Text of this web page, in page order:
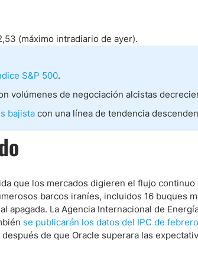
(máximo intradiario de ayer).
S&P 500.
volúmenes de negociación alcistas
bajista con una línea de tendencia
que los mercados digieren el flujo continuo
barcos iraníes, incluidos 16 buques
apagada. La Agencia Internacional de
se publicarán los datos del IPC de febrero
de que Oracle superara las